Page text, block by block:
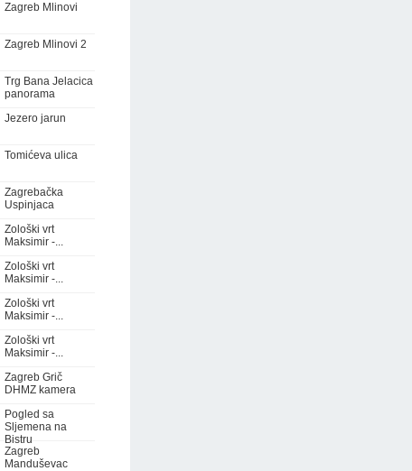
Zagreb Mlinovi
Zagreb Mlinovi 2
Trg Bana Jelacica
panorama
Jezero jarun
Tomićeva ulica
Zagrebačka
Uspinjaca
Zološki vrt
Maksimir -...
Zološki vrt
Maksimir -...
Zološki vrt
Maksimir -...
Zološki vrt
Maksimir -...
Zagreb Grič
DHMZ kamera
Pogled sa
Sljemena na
Bistru
Zagreb
Manduševac